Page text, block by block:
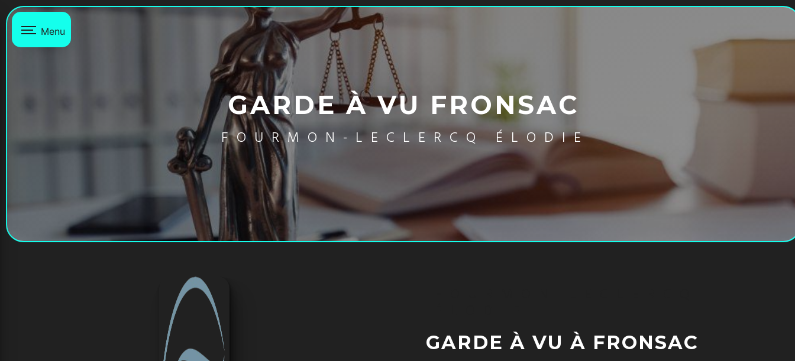
Menu
GARDE À VU FRONSAC
FOURMON-LECLERCQ ÉLODIE
GARDE À VU À FRONSAC
Panneau de gestion des cookies